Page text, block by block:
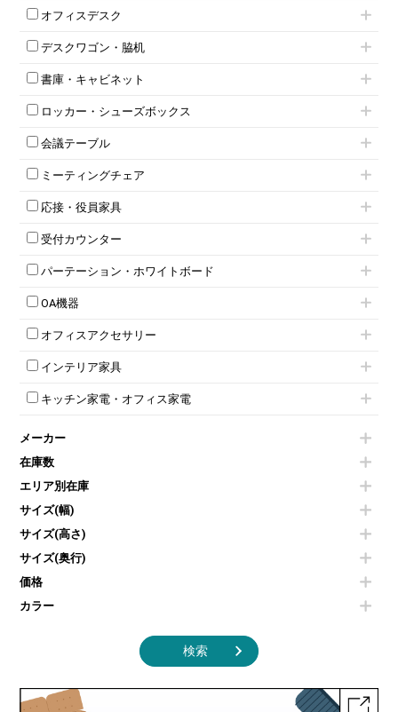
肘付きチェア
肘無しチェア
役員チェア
オフィスチェアその他
オフィスデスク
片袖机
フリーアドレスデスク（ベンチデスク）
昇降デスク
両袖机
デスクワゴン・脇机
インワゴン2段
インワゴン3段
脇机
書庫・キャビネット
ハイキャビネット
ローキャビネット
両開きキャビネット
上下連結キャビネット
軽量ラック（スチールラック）
収納家具その他
両開書庫
ラテラル書庫
ロッカー・シューズボックス
1人用ロッカー
2人用ロッカー
3人用ロッカー
5人用ロッカー
8人用ロッカー
多人数ロッカー
ダイヤル錠ロッカー
ダイヤル錠ロッカー
ワードローブ・クローゼット
会議テーブル
ミーティングテーブル
スタッキングテーブル
ネスティングテーブル
カウンターテーブル
T字脚テーブル
会議テーブルW1200～
会議テーブルW1800～
平行スタックテーブル
会議テーブルその他
ミーティングチェア
キャスター付きミーティングチェア
スタッキングミーティングチェア
テーブル付きミーティングチェア
折りたたみミーティングチェア
ハイチェア
ミーティングチェアその他
応接・役員家具
応接セット
応接ソファ
応接チェア
応接・役員家具その他
受付カウンター
ハイカウンター
ローカウンター
ラウンジカウンター
パーテーション・ホワイトボード
パーテーション
自立タイプパーテーション
パーテーションその他
壁掛けホワイトボード
ホワイトボードその他
OA機器
電話機（ビジネスフォン）
シュレッダー
スクリーン
その他OA機器
オフィスアクセサリー
チェア用台車
演台・講演台・演説台
防音パネル
コートハンガー・ポールハンガー
傘立て
食器棚・キッチンキャビネット
カタログスタンド
オフィスアクセサリーその他
インテリア家具
モールドチェア
ダイニングチェア
カウンターテーブル
センターテーブル・サイドテーブル
ベンチ・スツール
ソファ
シェルフ
ダストボックス（ゴミ箱）
インテリア家具その他
キッチン家電・オフィス家電
冷蔵庫・洗濯機
空気清浄機・加湿器
液晶テレビ・モニター類
エアコン
照明機器
掃除機
季節家電
メーカー
在庫数
エリア別在庫
サイズ(幅)
サイズ(高さ)
サイズ(奥行)
価格
カラー
検索